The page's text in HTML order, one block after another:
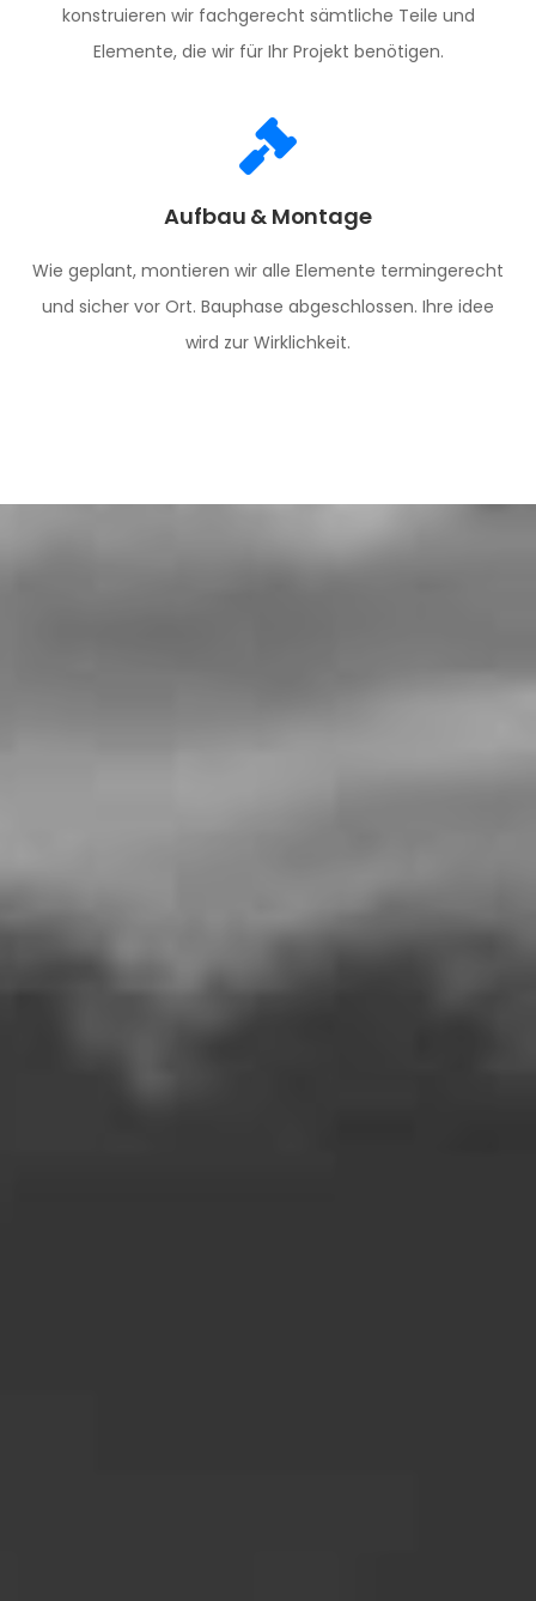
konstruieren wir fachgerecht sämtliche Teile und
Elemente, die wir für Ihr Projekt benötigen.
Aufbau & Montage
Wie geplant, montieren wir alle Elemente termingerecht
und sicher vor Ort. Bauphase abgeschlossen. Ihre idee
wird zur Wirklichkeit.